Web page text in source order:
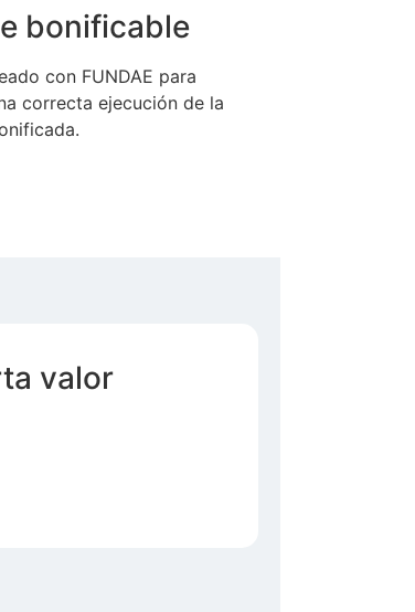
bonificable
con FUNDAE para
correcta ejecución de la
valor